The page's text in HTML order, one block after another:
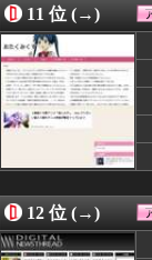
08/08 12:05
08/08 12:04
08/08 12:03
08/08 12:03
08/08 12:02
08/08 12:02
08/08 12:00
08/08 12:00
08/08 12:00
08/08 11:59
08/08 11:43
11 位 (→)
12 位 (→)